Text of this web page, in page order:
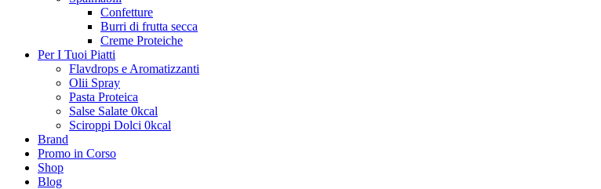
Confetture
Burri di frutta secca
Creme Proteiche
Per I Tuoi Piatti
Flavdrops e Aromatizzanti
Olii Spray
Pasta Proteica
Salse Salate 0kcal
Sciroppi Dolci 0kcal
Brand
Promo in Corso
Shop
Blog